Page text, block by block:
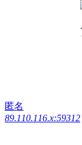
匿名
89.110.116.x:59312